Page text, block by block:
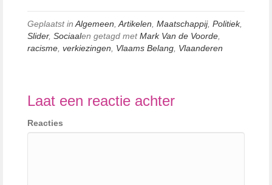
Geplaatst in Algemeen Artikelen Maatschappij, Politiek,
Slider, Sociaalen getagd metMark Van de Voorde
racisme verkiezingen Vlaams Belang Vlaanderen
Laat een reactie achter
Reacties